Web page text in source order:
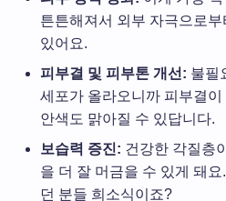
튼튼해져서 외부 자극으로
있어요.
피부결 및 피부톤 개선: 불필
세포가 올라오니까 피부결
안색도 맑아질 수 있답니다.
보습력 증진: 건강한 각질층
을 더 잘 머금을 수 있게 돼
던 분들 희소식이죠?